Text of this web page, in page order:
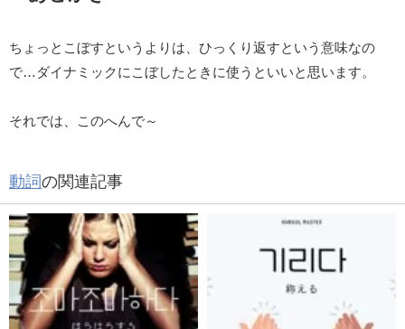
ちょっとこぼすというよりは、ひっくり返すという意味なの
で…ダイナミックにこぼしたときに使うといいと思います。
それでは、このへんで～
動詞の関連記事